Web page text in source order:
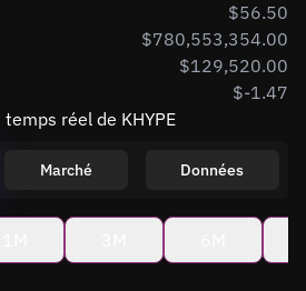
$56.50
$780,553,354.00
$129,520.00
$-1.47
réel de KHYPE
Marché Données